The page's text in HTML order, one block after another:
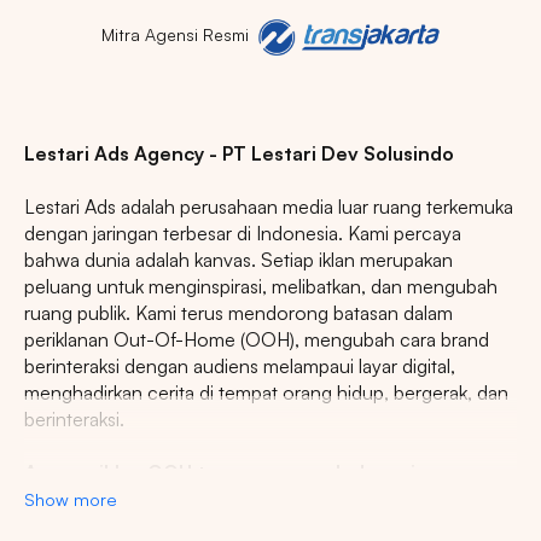
Mitra Agensi Resmi
Lestari Ads Agency - PT Lestari Dev Solusindo
Lestari Ads adalah perusahaan media luar ruang terkemuka
dengan jaringan terbesar di Indonesia. Kami percaya
bahwa dunia adalah kanvas. Setiap iklan merupakan
peluang untuk menginspirasi, melibatkan, dan mengubah
ruang publik. Kami terus mendorong batasan dalam
periklanan Out-Of-Home (OOH), mengubah cara brand
berinteraksi dengan audiens melampaui layar digital,
menghadirkan cerita di tempat orang hidup, bergerak, dan
berinteraksi.
Show more